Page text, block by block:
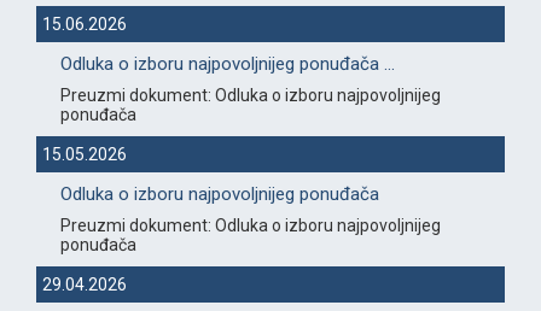
15.06.2026
Odluka o izboru najpovoljnijeg ponuđača ...
Preuzmi dokument: Odluka o izboru najpovoljnijeg
ponuđača
15.05.2026
Odluka o izboru najpovoljnijeg ponuđača
Preuzmi dokument: Odluka o izboru najpovoljnijeg
ponuđača
29.04.2026